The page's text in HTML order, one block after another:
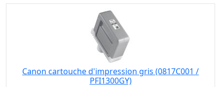
Canon cartouche d'impression gris (0817C001 /
PFI1300GY)